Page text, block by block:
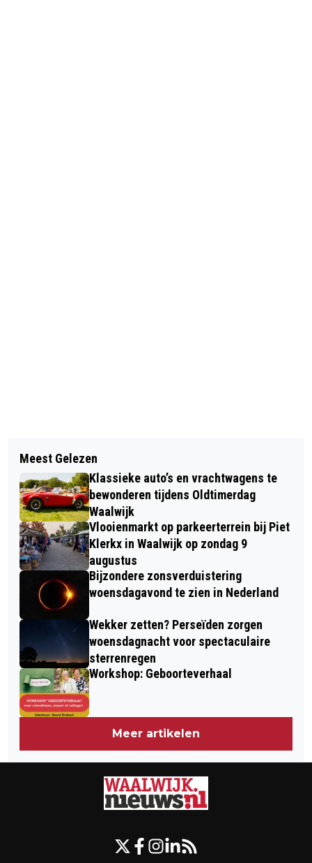
TE KOOP: MAURITSSTRAAT 16
SPRANG-CAPELLE
AANRIJDING MIDDEN-BRABANTWEG,
EEN BESTUURDER RAAKT GEWOND
Meest Gelezen
Klassieke auto’s en vrachtwagens te
bewonderen tijdens Oldtimerdag
Waalwijk
Vlooienmarkt op parkeerterrein bij Piet
Klerkx in Waalwijk op zondag 9
augustus
Bijzondere zonsverduistering
woensdagavond te zien in Nederland
Wekker zetten? Perseïden zorgen
woensdagnacht voor spectaculaire
sterrenregen
Workshop: Geboorteverhaal
Meer artikelen